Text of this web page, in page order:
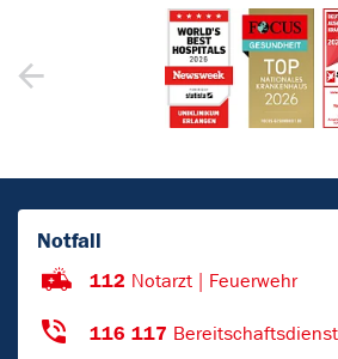
Notfall
112 Notarzt | Feuerwehr
116 117 Bereitschaftsdienst